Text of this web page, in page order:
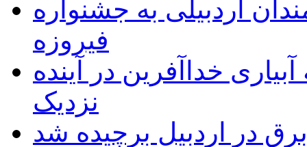
به۵۰ اثر هنرمندان اردبیلی به جشنواره
فیروزه
خداآفرین در آینده
نزدیک